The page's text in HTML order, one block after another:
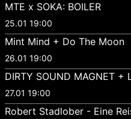
MTE x SOKA: BOILER
25.01 19:00
Mint Mind + Do The Moon
26.01 19:00
DIRTY SOUND MAGNET +
27.01 19:00
Robert Stadlober - Eine